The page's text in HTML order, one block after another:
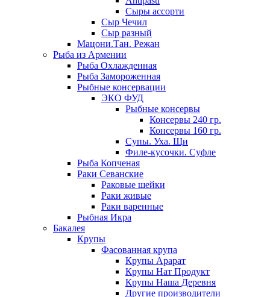
Сыры ассорти
Сыр Чечил
Сыр разный
Мацони.Тан. Режан
Рыба из Армении
Рыба Охлажденная
Рыба Замороженная
Рыбные консервации
ЭКО ФУД
Рыбные консервы
Консервы 240 гр.
Консервы 160 гр.
Супы. Уха. Щи
Филе-кусочки. Суфле
Рыба Копченая
Раки Севанские
Раковые шейки
Раки живые
Раки варенные
Рыбная Икра
Бакалея
Крупы
Фасованная крупа
Крупы Арарат
Крупы Нат Продукт
Крупы Наша Деревня
Другие производители